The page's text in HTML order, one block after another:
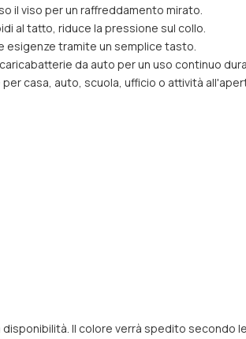
il viso per un raffreddamento mirato.
al tatto, riduce la pressione sul collo.
esigenze tramite un semplice tasto.
da auto per un uso continuo
casa, auto, scuola, ufficio o attività
Il colore verrà spedito secondo